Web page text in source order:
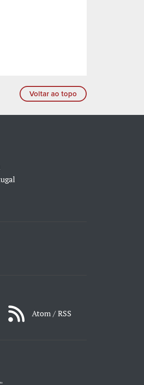
Voltar ao topo
Atom / RSS